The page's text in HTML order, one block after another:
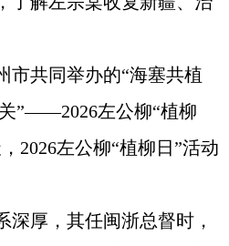
市共同举办的“海塞共植
”——2026左公柳“植柳
2026左公柳“植柳日”活动
深厚，其任闽浙总督时，